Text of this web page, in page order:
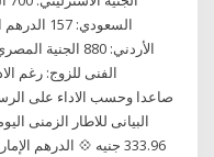
الفنى للزوج: رغم
البيانى للاطار الزمنى